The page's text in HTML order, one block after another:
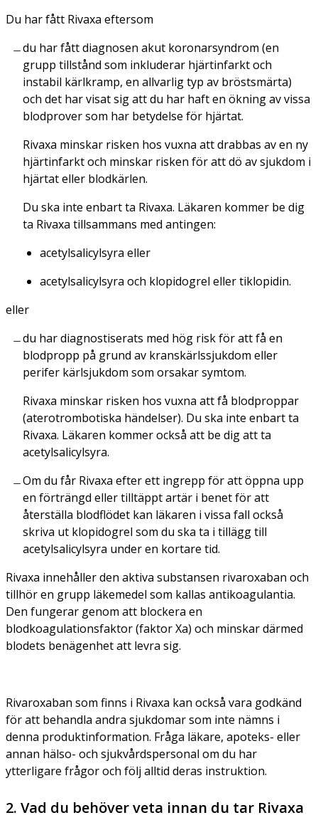
Du har fått Rivaxa eftersom
du har fått diagnosen akut koronarsyndrom (en
grupp tillstånd som inkluderar hjärtinfarkt och
instabil kärlkramp, en allvarlig typ av bröstsmärta)
och det har visat sig att du har haft en ökning av vissa
blodprover som har betydelse för hjärtat.
Rivaxa minskar risken hos vuxna att drabbas av en ny
hjärtinfarkt och minskar risken för att dö av sjukdom i
hjärtat eller blodkärlen.
Du ska inte enbart ta Rivaxa. Läkaren kommer be dig
ta Rivaxa tillsammans med antingen:
acetylsalicylsyra eller
acetylsalicylsyra och klopidogrel eller tiklopidin.
eller
du har diagnostiserats med hög risk för att få en
blodpropp på grund av kranskärlssjukdom eller
perifer kärlsjukdom som orsakar symtom.
Rivaxa minskar risken hos vuxna att få blodproppar
(aterotrombotiska händelser). Du ska inte enbart ta
Rivaxa. Läkaren kommer också att be dig att ta
acetylsalicylsyra.
Om du får Rivaxa efter ett ingrepp för att öppna upp
en förträngd eller tilltäppt artär i benet för att
återställa blodflödet kan läkaren i vissa fall också
skriva ut klopidogrel som du ska ta i tillägg till
acetylsalicylsyra under en kortare tid.
Rivaxa innehåller den aktiva substansen rivaroxaban och
tillhör en grupp läkemedel som kallas antikoagulantia.
Den fungerar genom att blockera en
blodkoagulationsfaktor (faktor Xa) och minskar därmed
blodets benägenhet att levra sig.
Rivaroxaban som finns i Rivaxa kan också vara godkänd
för att behandla andra sjukdomar som inte nämns i
denna produktinformation. Fråga läkare, apoteks- eller
annan hälso- och sjukvårdspersonal om du har
ytterligare frågor och följ alltid deras instruktion.
2. Vad du behöver veta innan du tar Rivaxa